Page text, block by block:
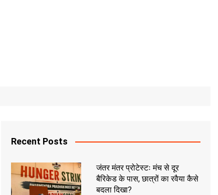
Recent Posts
जंतर मंतर प्रोटेस्टः मंच से दूर
बैरिकेड के पास, छात्रों का रवैया कैसे
बदला दिखा?